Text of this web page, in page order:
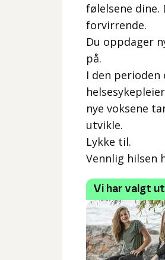
følelsene dine.
forvirrende.
Du oppdager
på.
I den perioden
nye voksene
utvikle.
Lykke til.
Vennlig hilsen
Vi har valgt